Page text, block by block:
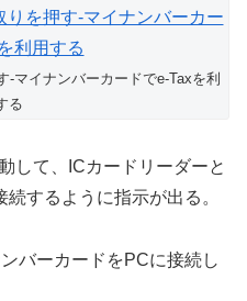
-マイナンバーカードでe-Taxを利
る
して、ICカードリーダーと
するように指示が出る。
バーカードをPCに接続し